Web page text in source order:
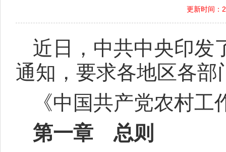
更新时间：
近日，中共中央印发
通知，要求各地区各部
《中国共产党农村
第一章 总则